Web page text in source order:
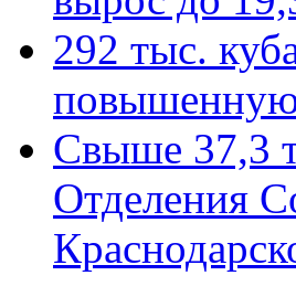
292 тыс.
повышенную
Свыше 37,3
Отделения